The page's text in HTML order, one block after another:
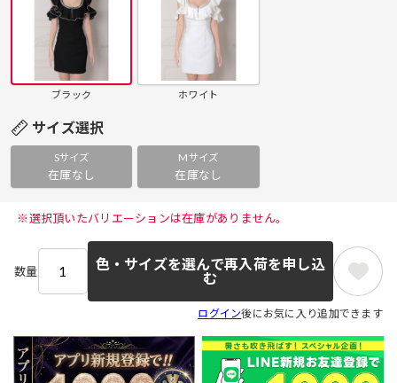
ブラック ホワイト
サイズ選択
Sサイズ
在庫なし
Mサイズ
在庫なし
※選択頂いたバリエーションは在庫がありません。
数量
色・サイズを選んで再入荷を申し込
む
ログイン後にお気に入り追加できます